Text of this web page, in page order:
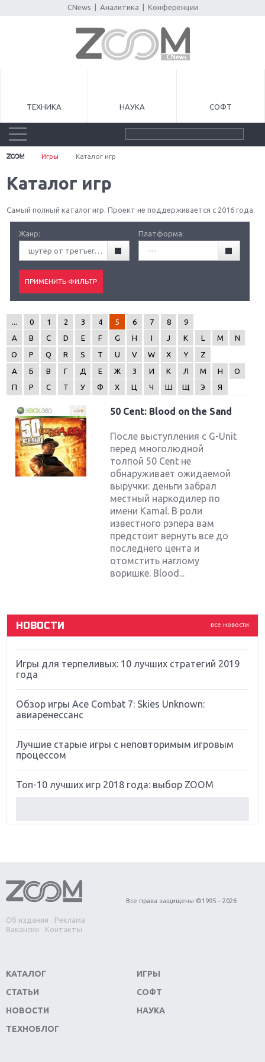
CNews Аналитика Конференции
ТЕХНИКА НАУКА СОФТ
Игры Каталог игр
Каталог игр
Самый полный каталог игр. Проект не поддерживается с 2016 года.
Жанр:
шутер от третьего лица (TPS)
Платформа:
---
0 1 2 3 4 5 6 7 8
9
A
B C D E F G H I J K L M
N
O
P Q R S T U V W X Y
Z
А
Б В Г Д Е Ж З И К Л М Н
О
П
Р С Т У Ф Х Ц Ч Ш Щ Э Я
50 Cent: Blood on the Sand
После выступления с G-Unit
перед многолюдной
толпой 50 Cent не
обнаруживает ожидаемой
выручки: деньги забрал
местный наркодилер по
имени Kamal. В роли
известного рэпера вам
предстоит вернуть все до
последнего цента и
отомстить наглому
воришке. Blood...
все новости
НОВОСТИ
Крупнейшие релизы мая: Nintendo, Microsoft и
Новинки для Nintendo Switch: Labo, South Park и
Far Cry 5: хвалить нельзя ругать
Игры для терпеливых: 10 лучших стратегий 2019
года
Обзор игры Ace Combat 7: Skies Unknown:
авиаренессанс
Лучшие старые игры с неповторимым игровым
процессом
Топ-10 лучших игр 2018 года: выбор ZOOM
Обзор игры Forza Horizon 4: вершина эволюции
Две важных новинки для консолей: Spider-Man и
Divinity Original Sin 2
Switch
Обзор игры The Crew 2: покорение Америки
Важнейшие анонсы E3 2018
Об издании
Реклама
Вакансии
Контакты
Все права защищены ©1995 – 2026
КАТАЛОГ
СТАТЬИ
НОВОСТИ
ТЕХНОБЛОГ
ИГРЫ
СОФТ
НАУКА